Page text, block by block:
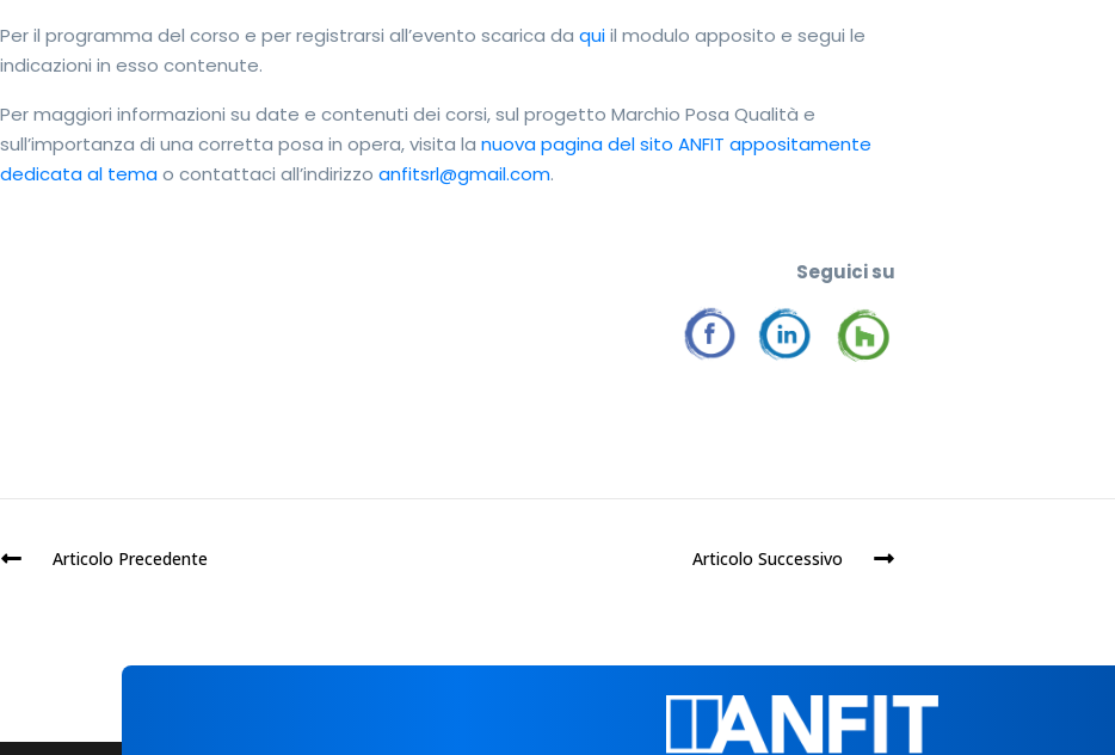
Per il programma del corso e per registrarsi all’evento scarica da quiil modulo apposito e segui le
indicazioni in esso contenute.
Per maggiori informazioni su date e contenuti dei corsi, sul progetto Marchio Posa Qualità e
sull’importanza di una corretta posa in opera, visita la nuova pagina del sito ANFIT appositamente
dedicata al temao contattaci all’indirizzo anfitsrl@gmail.com.
Seguici su
Articolo Precedente Articolo Successivo